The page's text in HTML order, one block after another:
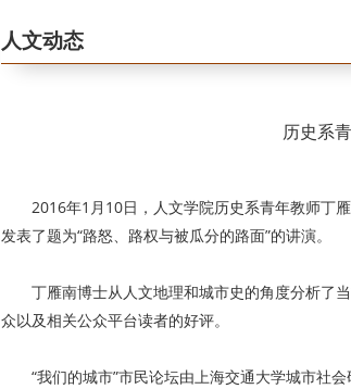
人文动态
历史系
2016年1月10日，人文学院历史系青年教师丁
发表了题为“路怒、路权与被瓜分的路面”的讲演。
丁雁南博士从人文地理和城市史的角度分析了
众以及相关公众平台读者的好评。
“我们的城市”市民论坛由上海交通大学城市社